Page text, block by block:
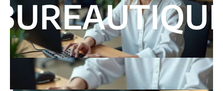
Améliorez votre CV grâce au Test de
rapidite clavier en 2026